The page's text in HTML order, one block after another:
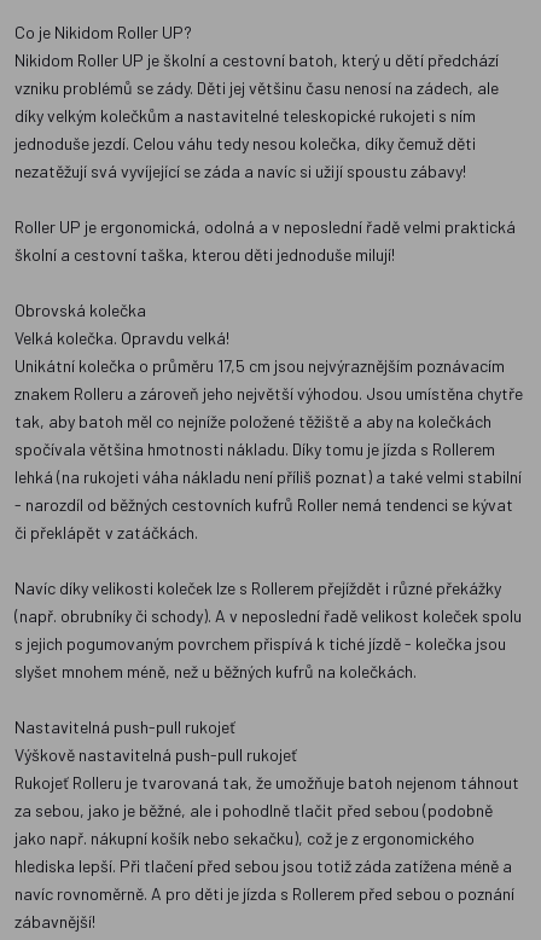
Co je Nikidom Roller UP?
Nikidom Roller UP je školní a cestovní batoh, který u dětí předchází
vzniku problémů se zády. Děti jej většinu času nenosí na zádech, ale
díky velkým kolečkům a nastavitelné teleskopické rukojeti s ním
jednoduše jezdí. Celou váhu tedy nesou kolečka, díky čemuž děti
nezatěžují svá vyvíjející se záda a navíc si užijí spoustu zábavy!
Roller UP je ergonomická, odolná a v neposlední řadě velmi praktická
školní a cestovní taška, kterou děti jednoduše milují!
Obrovská kolečka
Velká kolečka. Opravdu velká!
Unikátní kolečka o průměru 17,5 cm jsou nejvýraznějším poznávacím
znakem Rolleru a zároveň jeho největší výhodou. Jsou umístěna chytře
tak, aby batoh měl co nejníže položené těžiště a aby na kolečkách
spočívala většina hmotnosti nákladu. Díky tomu je jízda s Rollerem
lehká (na rukojeti váha nákladu není příliš poznat) a také velmi stabilní
- narozdíl od běžných cestovních kufrů Roller nemá tendenci se kývat
či překlápět v zatáčkách.
Navíc díky velikosti koleček lze s Rollerem přejíždět i různé překážky
(např. obrubníky či schody). A v neposlední řadě velikost koleček spolu
s jejich pogumovaným povrchem přispívá k tiché jízdě - kolečka jsou
slyšet mnohem méně, než u běžných kufrů na kolečkách.
Nastavitelná push-pull rukojeť
Výškově nastavitelná push-pull rukojeť
Rukojeť Rolleru je tvarovaná tak, že umožňuje batoh nejenom táhnout
za sebou, jako je běžné, ale i pohodlně tlačit před sebou (podobně
jako např. nákupní košík nebo sekačku), což je z ergonomického
hlediska lepší. Při tlačení před sebou jsou totiž záda zatížena méně a
navíc rovnoměrně. A pro děti je jízda s Rollerem před sebou o poznání
zábavnější!